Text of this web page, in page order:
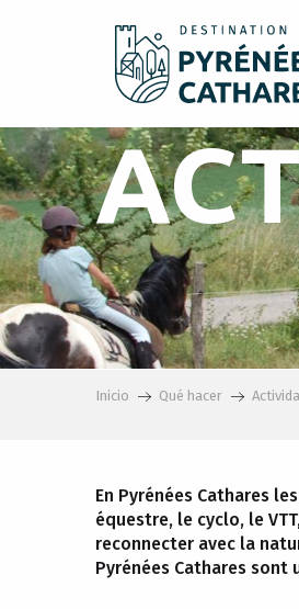
Inicio Qué hacer
En Pyrénées Cathares
équestre, le cyclo, le
reconnecter avec la
Pyrénées Cathares sont